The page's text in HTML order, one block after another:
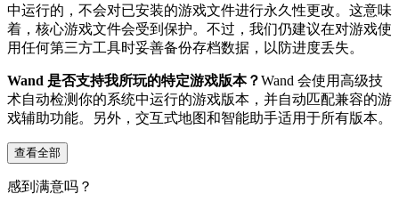
中运行的，不会对已安装的游戏文件进行永久性更改。这意味
着，核心游戏文件会受到保护。不过，我们仍建议在对游戏使
用任何第三方工具时妥善备份存档数据，以防进度丢失。
Wand 是否支持我所玩的特定游戏版本？Wand 会使用高级技
术自动检测你的系统中运行的游戏版本，并自动匹配兼容的游
戏辅助功能。另外，交互式地图和智能助手适用于所有版本。
查看全部
感到满意吗？